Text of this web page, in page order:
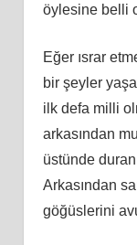
öylesine belli
Eğer ısrar
bir şeyler
ilk defa milli
arkasından
üstünde
Arkasından
göğüslerini